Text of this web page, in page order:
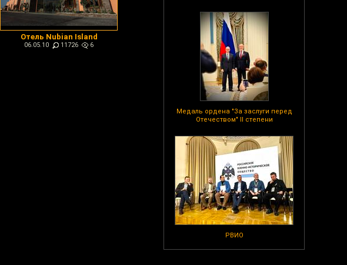
Медаль ордена "За заслуги перед
Отечеством" II степени
РВИО
Отель Nubian Island
06.05.10 11726 6